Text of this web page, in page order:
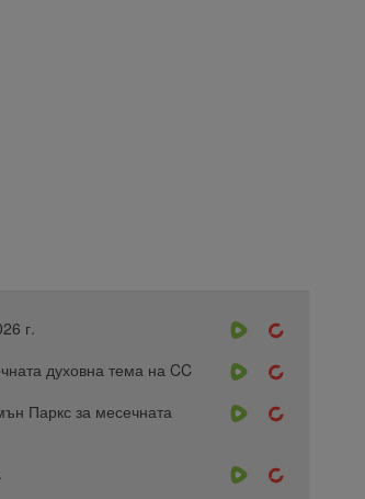
г.
духовна тема на CC
Паркс за месечната